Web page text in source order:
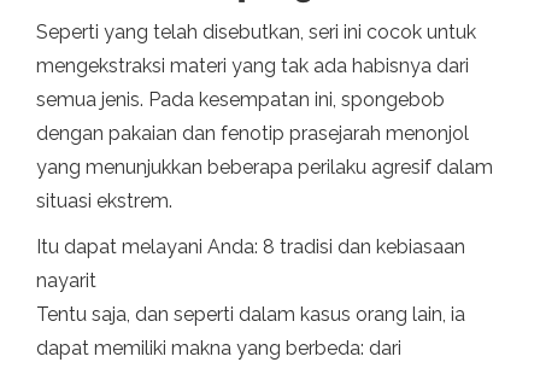
Seperti yang telah disebutkan, seri ini cocok untuk
mengekstraksi materi yang tak ada habisnya dari
semua jenis. Pada kesempatan ini, spongebob
dengan pakaian dan fenotip prasejarah menonjol
yang menunjukkan beberapa perilaku agresif dalam
situasi ekstrem.
Itu dapat melayani Anda: 8 tradisi dan kebiasaan
nayarit
Tentu saja, dan seperti dalam kasus orang lain, ia
dapat memiliki makna yang berbeda: dari